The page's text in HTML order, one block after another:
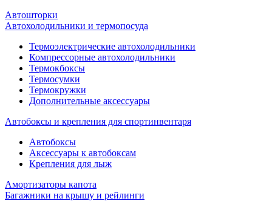
Автошторки
Автохолодильники и термопосуда
Термоэлектрические автохолодильники
Компрессорные автохолодильники
Термокбоксы
Термосумки
Термокружки
Дополнительные аксессуары
Автобоксы и крепления для спортинвентаря
Автобоксы
Аксессуары к автобоксам
Крепления для лыж
Амортизаторы капота
Багажники на крышу и рейлинги